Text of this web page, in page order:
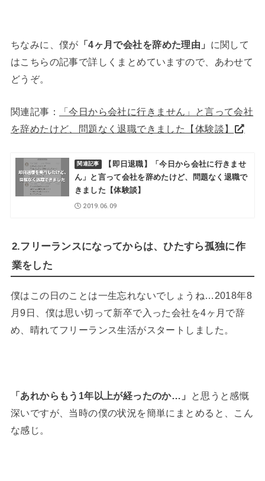
ちなみに、僕が 「4ヶ月で会社を辞めた理由」 に関して
はこちらの記事で詳しくまとめていますので、あわせて
どうぞ。
関連記事：
「今日から会社に行きません」と言って会社
を辞めたけど、問題なく退職できました【体験談】
【即日退職】「今日から会社に行きませ
ん」と言って会社を辞めたけど、問題なく退職で
きました【体験談】
2019.06.09
2.フリーランスになってからは、ひたすら孤独に作
業をした
僕はこの日のことは一生忘れないでしょうね…2018年8
月9日、僕は思い切って新卒で入った会社を4ヶ月で辞
め、晴れてフリーランス生活がスタートしました。
「あれからもう1年以上が経ったのか…」
と思うと感慨
深いですが、当時の僕の状況を簡単にまとめると、こん
な感じ。